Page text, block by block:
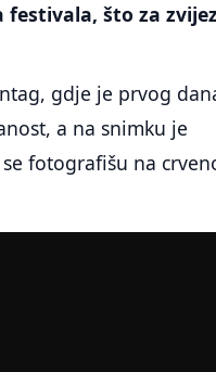
što za
gdje je prvog
a na snimku je
fotografišu na